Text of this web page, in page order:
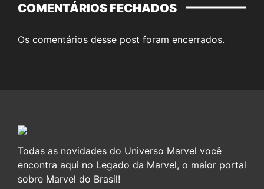
COMENTÁRIOS FECHADOS
Os comentários desse post foram encerrados.
Todas as novidades do Universo Marvel você
encontra aqui no Legado da Marvel, o maior portal
sobre Marvel do Brasil!